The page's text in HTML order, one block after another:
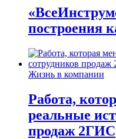
построения
Жизнь в компании
Работа,
реальные
продаж 2ГИС